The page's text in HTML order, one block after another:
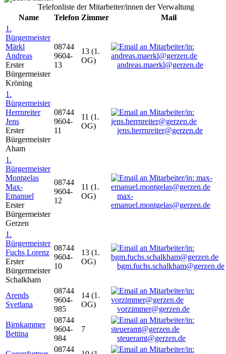
Telefonliste der Mitarbeiter/innen der Verwaltung
Name
Telefon Zimmer
Mail
1.
Bürgermeister
Märkl
Andreas
Erster
Bürgermeister
Kröning
08744
9604-
13
13 (1.
OG)
andreas.maerkl@gerzen.de
1.
Bürgermeister
Herrnreiter
Jens
Erster
Bürgermeister
Aham
08744
9604-
11
11 (1.
OG)
jens.herrnreiter@gerzen.de
1.
Bürgermeister
Montgelas
Max-
Emanuel
Erster
Bürgermeister
Gerzen
08744
9604-
12
11 (1.
OG)
max-
emanuel.montgelas@gerzen.de
1.
Bürgermeister
Fuchs Lorenz
Erster
Bürgermeister
Schalkham
08744
9604-
10
13 (1.
OG)
bgm.fuchs.schalkham@gerzen.de
Arends
Svetlana
08744
9604-
985
14 (1.
OG)
vorzimmer@gerzen.de
Birnkammer
Bettina
08744
9604-
984
7
steueramt@gerzen.de
08744